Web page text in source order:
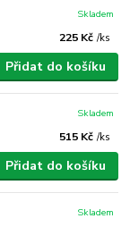
225 Kč /ks
Skladem
Přidat do košíku
515 Kč /ks
Skladem
Přidat do košíku
Skladem